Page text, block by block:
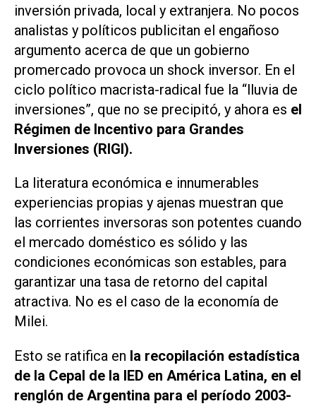
inversión privada, local y extranjera. No pocos
analistas y políticos publicitan el engañoso
argumento acerca de que un gobierno
promercado provoca un shock inversor. En el
ciclo político macrista-radical fue la “lluvia de
inversiones”, que no se precipitó, y ahora es el
Régimen de Incentivo para Grandes
Inversiones (RIGI).
La literatura económica e innumerables
experiencias propias y ajenas muestran que
las corrientes inversoras son potentes cuando
el mercado doméstico es sólido y las
condiciones económicas son estables, para
garantizar una tasa de retorno del capital
atractiva. No es el caso de la economía de
Milei.
Esto se ratifica en la recopilación estadística
de la Cepal de la IED en América Latina, en el
renglón de Argentina para el período 2003-